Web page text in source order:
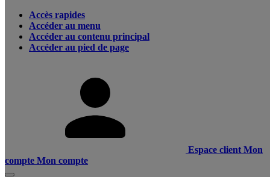
Accès rapides
Accéder au menu
Accéder au contenu principal
Accéder au pied de page
Espace client Mon
compte Mon compte